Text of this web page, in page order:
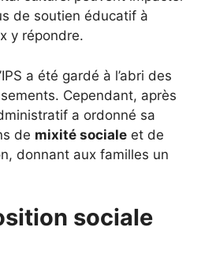
de soutien éducatif à
y répondre.
a été gardé à l’abri des
Cependant, après
a ordonné sa
de mixité sociale et de
donnant aux familles un
sociale